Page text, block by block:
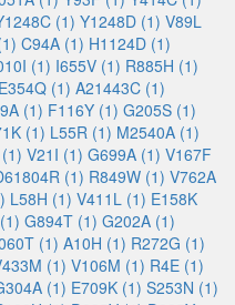
(1) Y1248D (1) V89L
C94A (1) H1124D (1)
(1) I655V (1) R885H (1)
E354Q (1) A21443C (1)
(1) F116Y (1) G205S (1)
(1) L55R (1) M2540A (1)
V21I (1) G699A (1) V167F
(1) R849W (1) V762A
L58H (1) V411L (1) E158K
G894T (1) G202A (1)
(1) A10H (1) R272G (1)
(1) V106M (1) R4E (1)
(1) E709K (1) S253N (1)